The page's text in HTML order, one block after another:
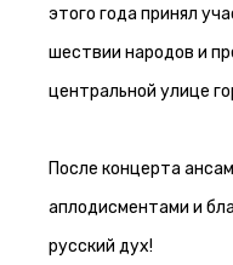
этого года принял
шествии народов и
центральной улице
После концерта
аплодисментами и
русский дух!